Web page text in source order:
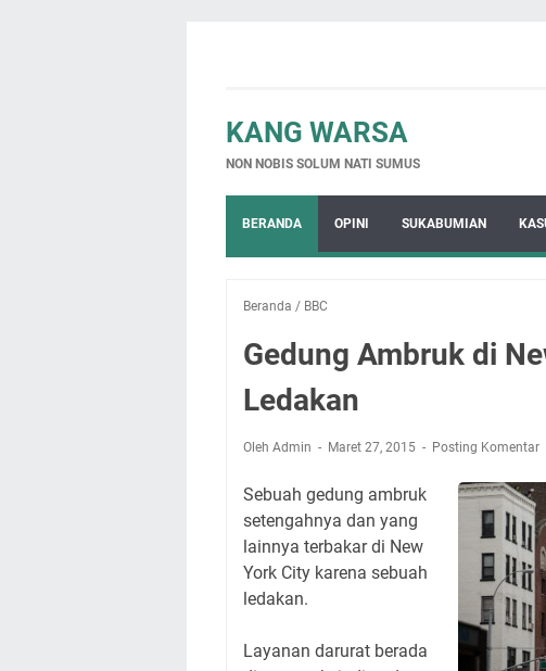
KANG WARSA
NON NOBIS SOLUM NATI SUMUS
BERANDA OPINI SUKABUMIAN
Beranda / BBC
Gedung Ambruk di
Ledakan
Oleh Admin Maret 27, 2015 Posting Komentar
Sebuah gedung ambruk
setengahnya dan yang
lainnya terbakar di New
York City karena sebuah
ledakan.
Layanan darurat berada